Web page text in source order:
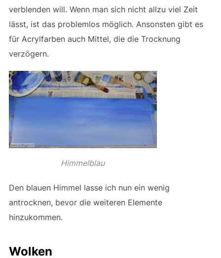
verblenden will. Wenn man sich nicht allzu viel Zeit
lässt, ist das problemlos möglich. Ansonsten gibt es
für Acrylfarben auch Mittel, die die Trocknung
verzögern.
Himmelblau
Den blauen Himmel lasse ich nun ein wenig
antrocknen, bevor die weiteren Elemente
hinzukommen.
Wolken